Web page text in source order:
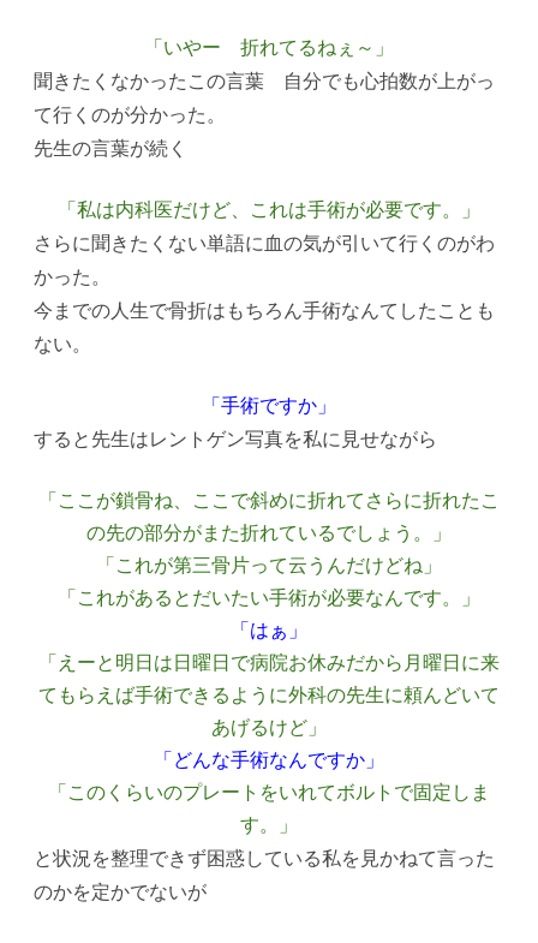
「いやー 折れてるねぇ～」
聞きたくなかったこの言葉 自分でも心拍数が上がっ
て行くのが分かった。
先生の言葉が続く
「私は内科医だけど、これは手術が必要です。」
さらに聞きたくない単語に血の気が引いて行くのがわ
かった。
今までの人生で骨折はもちろん手術なんてしたことも
ない。
「手術ですか」
すると先生はレントゲン写真を私に見せながら
「ここが鎖骨ね、ここで斜めに折れてさらに折れたこ
の先の部分がまた折れているでしょう。」
「これが第三骨片って云うんだけどね」
「これがあるとだいたい手術が必要なんです。」
「はぁ」
「えーと明日は日曜日で病院お休みだから月曜日に来
てもらえば手術できるように外科の先生に頼んどいて
あげるけど」
「どんな手術なんですか」
「このくらいのプレートをいれてボルトで固定しま
す。」
と状況を整理できず困惑している私を見かねて言った
のかを定かでないが